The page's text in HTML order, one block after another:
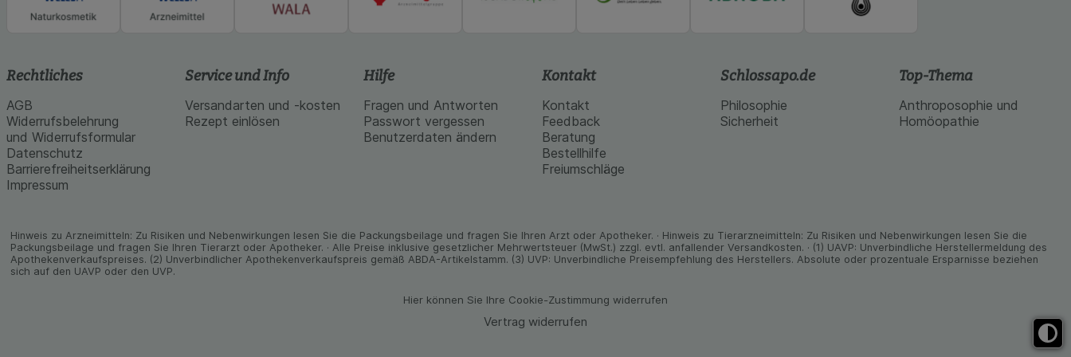
Rechtliches
AGB
Widerrufsbelehrung
und Widerrufsformular
Datenschutz
Barrierefreiheitserklärung
Impressum
Service und Info
Versandarten und -kosten
Rezept einlösen
Hilfe
Fragen und Antworten
Passwort vergessen
Benutzerdaten ändern
Kontakt
Kontakt
Feedback
Beratung
Bestellhilfe
Freiumschläge
Schlossapo.de
Philosophie
Sicherheit
Top-Thema
Anthroposophie und
Homöopathie
Hinweis zu Arzneimitteln: Zu Risiken und Neben­wirkungen lesen Sie die Packungs­beilage und fragen Sie Ihren Arzt oder Apo­theker. · Hinweis zu Tier­arz­nei­mitteln: Zu Risiken und Neben­wirkungen lesen Sie die
Packungs­beilage und fragen Sie Ihren Tier­arzt oder Apo­theker. · Alle Preise inklusive gesetz­licher Mehrwertsteuer (MwSt.) zzgl. evtl. anfallender Versand­kosten. · (1) UAVP: Unverbindliche Herstellermeldung des
Apothekenverkaufspreises. (2) Unverbindlicher Apothekenverkaufspreis gemäß ABDA-Artikelstamm. (3) UVP: Unverbindliche Preisempfehlung des Herstellers. Absolute oder prozentuale Ersparnisse beziehen
sich auf den UAVP oder den UVP.
Hier können Sie Ihre Cookie-Zustimmung widerrufen
Vertrag widerrufen